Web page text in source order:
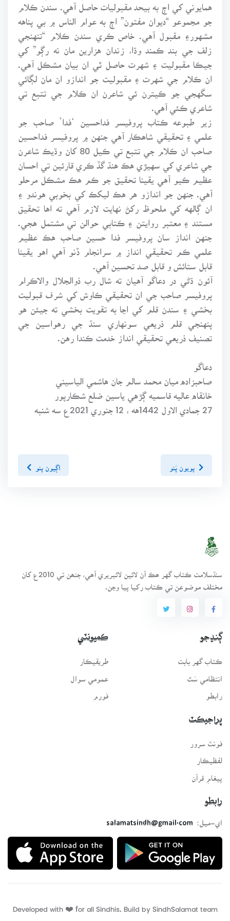
همايوني کي اڄ به بيحد مقبوليات حاصل آهي. سندن ڪلام
جو مجموعو “ديوان مفتون” اڄ به عوام الناس ۾ بي پناهه
مشهور۽ مقبول آهي. خاص ڪري سندن ڪلام “تنهنجي
زلف جي بند ڪمند وڌا، زندان هزارين مان نه رڳو” کي
جيڪا مقبوليت ۽ شهرت حاصل ٿي ان بيان مشڪل آهي.
ان ڪلام جي شهرت ۽ مقبوليت جو اندازو ان مان لڳائي
سگهجي جو ڪيترن ئي شاعرن ان ڪلام جي تتبع تي
شاعري ڪئي آهي.
زير طبوعه ڪتاب پروفيسر فداحسين ‘فدا’ صاحب جو
علمي ۽ تحقيقي شاھڪار آهي جنهن ۾ پروفيسر فداحسين
صاحب ان ڪلام جي تتبع تي ڪيل 80 کان وڌيڪ شاعرن
جي شاعري کي سهيڙي هڪ هنڌ گڏ ڪري قارئين تي احسان
عظيم ڪيو آهي يقينا تحقيق جو ڪم هڪ مشڪل مرحلو
آهي. جنهن جو اندازو هر هڪ ليکڪ کي بخوبي هوندو ۽
ان ڳالهه کي ملحوظ رکڻ نهايت لازم آهي ته اها تحقيق
مستند ۽ معتبر روايتن ۽ ڪتابي حوالن تي مشتمل هجي.
جنهن انداز سان پروفيسر فدا حسين صاحب هڪ عظيم
علمي ڪم تحقيقي انداز ۾ سرانجام ڏنو آهي اهو يقينا
قابل ستائش و قابل صد تحسين آهي.
آئون ڌڻي در دعاگو آهيان ته شال رب ذوالجلال والاڪرام
پروفيسر صاحب جي ان تحقيقي ڪاوش کي شرف قبوليت
بخشي ۽ سندن قلم کي اڃا به تقويت بخشي ته جيئن هو
پنهنجي قلم ذريعي سونهاري سنڌ جي رهواسين جي
تصنيف ذريعي تحقيقي انداز خدمت ڪندا رهن.
دعاگو
صاحبزاده ميان محمد سالم جان هاشمي الياسيني
خانقاه عاليه قاسميه ڳڙهي ياسين ضلع شڪارپور
27 جمادي الاول 1442هه ، 12 جنوري 2021ع سه شنبه
پويون پَنو اڳيون پنو
سنڌسلامت ڪتاب گهر ھڪ آن لائين لائبريري آھي، جنھن تي 2010ع کان
مختلف موضوعن تي ڪتاب رکيا پيا وڃن.
ڳنڍجو
ڪتاب گهر بابت
انتظامي سَٿ
رابطو
ڪميونٽي
طريقيڪار
عمومي سوال
فورم
پراجيڪٽ
لفظيڪار
پيغامِ قرآن
رابطو
اي-ميل:
salamatsindh@gmail.com
Developed with ❤️ for all Sindhis. Build by